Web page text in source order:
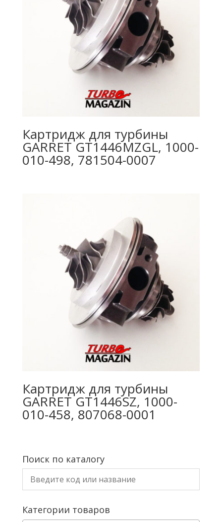
Картридж для турбины
GARRET GT1446MZGL, 1000-
010-498, 781504-0007
Картридж для турбины
GARRET GT1446SZ, 1000-
010-458, 807068-0001
Поиск по каталогу
Категории товаров